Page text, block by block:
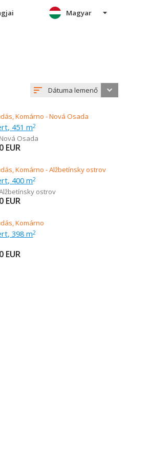
Magyar
Dátuma lemenő
451 m2
Nová Osada
EUR
400 m2
ostrov
EUR
398 m2
EUR